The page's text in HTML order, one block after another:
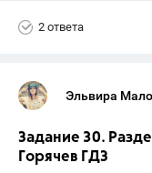
2 ответа
Эльвира
Задание 30.
Горячев ГДЗ